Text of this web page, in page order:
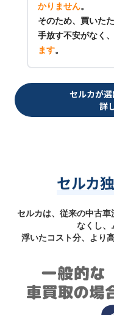
かりません。
そのため、買いた
手放す不安がなく、
ます。
セルカが
詳
セルカ
セルカは、従来の中古
なくし、
浮いたコスト分、より